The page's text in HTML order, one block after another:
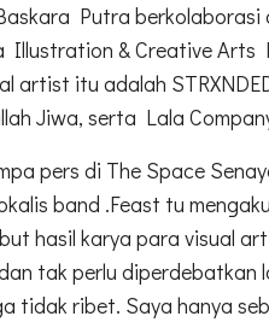
Putra berkolaborasi
Illustration & Creative Arts
artist itu adalah
Jiwa, serta Lala
pers di The Space
band .Feast tu
hasil karya para visual
tak perlu diperdebatkan
tidak ribet. Saya hanya